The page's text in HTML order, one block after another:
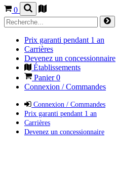
0
Prix garanti pendant 1 an
Carrières
Devenez un concessionnaire
Établissements
Panier0
Connexion / Commandes
Connexion / Commandes
Prix garanti pendant 1 an
Carrières
Devenez un concessionnaire